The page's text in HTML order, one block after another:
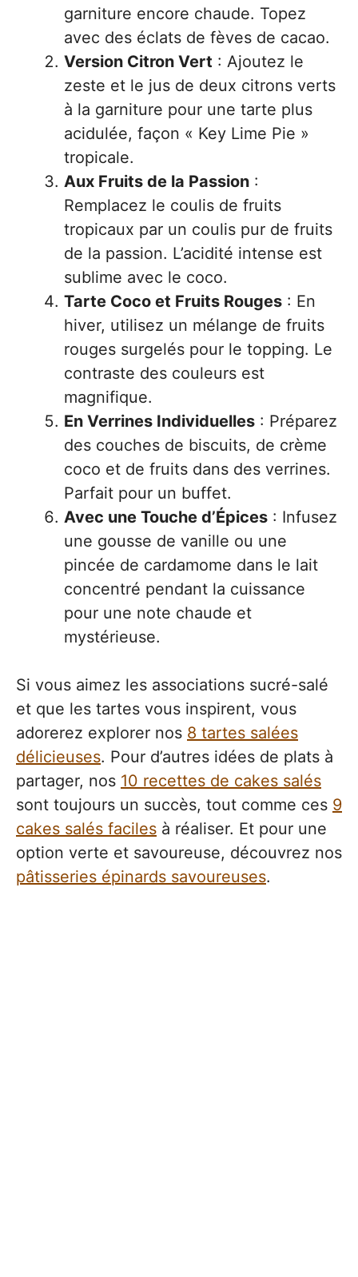
garniture encore chaude. Topez
avec des éclats de fèves de cacao.
Version Citron Vert : Ajoutez le
zeste et le jus de deux citrons verts
à la garniture pour une tarte plus
acidulée, façon « Key Lime Pie »
tropicale.
Aux Fruits de la Passion :
Remplacez le coulis de fruits
tropicaux par un coulis pur de fruits
de la passion. L’acidité intense est
sublime avec le coco.
Tarte Coco et Fruits Rouges : En
hiver, utilisez un mélange de fruits
rouges surgelés pour le topping. Le
contraste des couleurs est
magnifique.
En Verrines Individuelles : Préparez
des couches de biscuits, de crème
coco et de fruits dans des verrines.
Parfait pour un buffet.
Avec une Touche d’Épices : Infusez
une gousse de vanille ou une
pincée de cardamome dans le lait
concentré pendant la cuissance
pour une note chaude et
mystérieuse.
Si vous aimez les associations sucré-salé
et que les tartes vous inspirent, vous
adorerez explorer nos 8 tartes salées
délicieuses. Pour d’autres idées de plats à
partager, nos 10 recettes de cakes salés
sont toujours un succès, tout comme ces 9
cakes salés faciles à réaliser. Et pour une
option verte et savoureuse, découvrez nos
pâtisseries épinards savoureuses.